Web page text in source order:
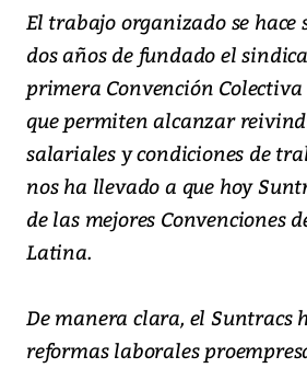
El trabajo organizado se hace
dos años de fundado el
primera Convención Colectiva
que permiten alcanzar
salariales y condiciones de
nos ha llevado a que hoy
de las mejores Convenciones
Latina.
De manera clara, el Suntracs
reformas laborales